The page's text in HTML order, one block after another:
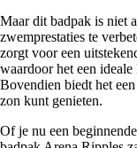
Maar dit badpak is niet
zwemprestaties te
zorgt voor een
waardoor het een
Bovendien biedt het
zon kunt genieten.
Of je nu een